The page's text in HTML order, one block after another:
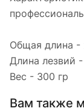
Общая длина
Длина лезвий
Вес - 300 гр
Вам также